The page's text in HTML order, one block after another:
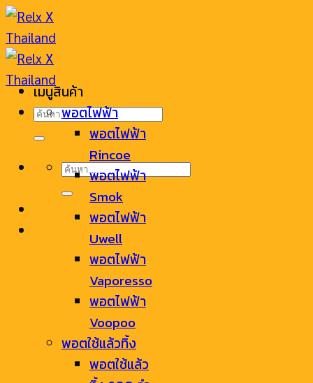
Skip
to
content
ค้นหา:
ค้นหา:
เมนูสินค้า
พอตไฟฟ้า
พอตไฟฟ้า
Rincoe
พอตไฟฟ้า
Smok
พอตไฟฟ้า
Uwell
พอตไฟฟ้า
Vaporesso
พอตไฟฟ้า
Voopoo
พอตใช้แล้วทิ้ง
พอตใช้แล้ว